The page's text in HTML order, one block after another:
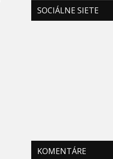
SOCIÁLNE SIETE
KOMENTÁRE